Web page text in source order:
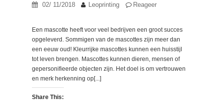
02/ 11/2018 Leoprinting Reageer
Een mascotte heeft voor veel bedrijven een groot succes
opgeleverd. Sommigen van de mascottes zijn meer dan
een eeuw oud! Kleurrijke mascottes kunnen een huisstijl
tot leven brengen. Mascottes kunnen dieren, mensen of
gepersonifieerde objecten zijn. Het doel is om vertrouwen
en merk herkenning op[...]
Share This: